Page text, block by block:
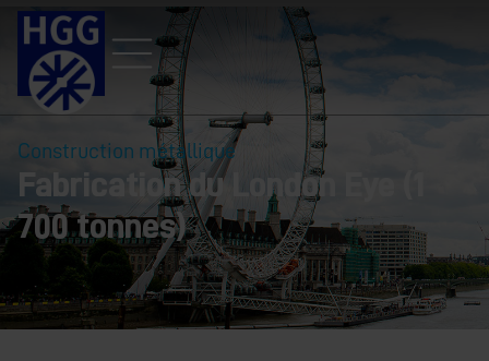
Construction métallique
Fabrication du London Eye (1
700 tonnes)